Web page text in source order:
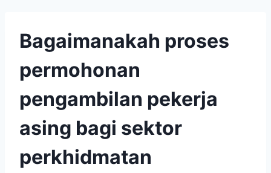
Bagaimanakah proses
permohonan
pengambilan pekerja
asing bagi sektor
perkhidmatan